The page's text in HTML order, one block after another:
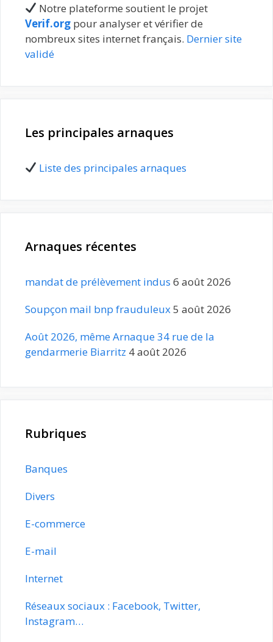
Notre plateforme soutient le projet
Verif.org pour analyser et vérifier de
nombreux sites internet français. Dernier site
validé
Les principales arnaques
Liste des principales arnaques
Arnaques récentes
mandat de prélèvement indus 6 août 2026
Soupçon mail bnp frauduleux5 août 2026
Août 2026, même Arnaque 34 rue de la
gendarmerie Biarritz 4 août 2026
Rubriques
Banques
Divers
E-commerce
E-mail
Internet
Réseaux sociaux : Facebook, Twitter,
Instagram…